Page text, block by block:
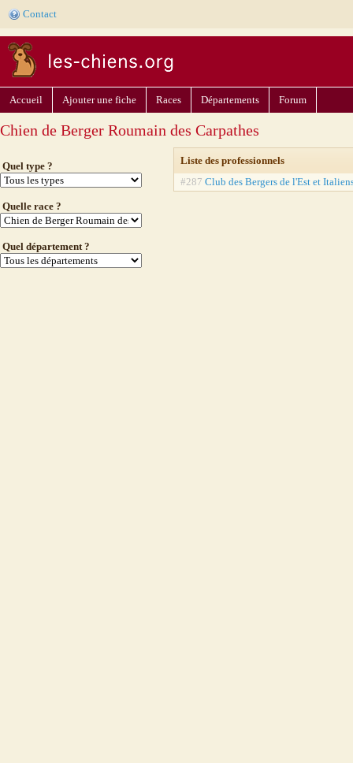
Contact
Accueil Ajouter une fiche Races Départements Forum
Chien de Berger Roumain des Carpathes
Quel type ?
Quelle race ?
Quel département ?
Liste des professionnels
#287 Club des Bergers de l'Est et